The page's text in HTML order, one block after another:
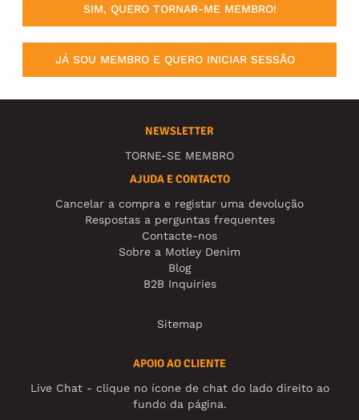
SIM, QUERO TORNAR-ME MEMBRO!
JÁ SOU MEMBRO E QUERO INICIAR SESSÃO
NEWSLETTER
TORNE-SE MEMBRO
AJUDA E CONTACTO
Cancelar a compra e registar uma devolução
Respostas a perguntas frequentes
Contacte-nos
Sobre a Motley Denim
Blog
B2B Inquiries
Sitemap
APOIO AO CLIENTE
Live Chat - clique no ícone de chat do lado direito ao
fundo da página.